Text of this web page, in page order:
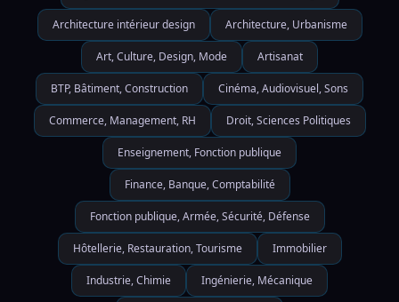
Architecture intérieur design Architecture, Urbanisme
Art, Culture, Design, Mode Artisanat
BTP, Bâtiment, Construction Cinéma, Audiovisuel, Sons
Commerce, Management, RH Droit, Sciences Politiques
Enseignement, Fonction publique
Finance, Banque, Comptabilité
Fonction publique, Armée, Sécurité, Défense
Hôtellerie, Restauration, Tourisme Immobilier
Industrie, Chimie Ingénierie, Mécanique